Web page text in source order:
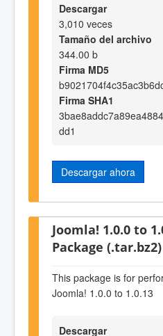
Descargar
3,010 veces
Tamaño del archivo
344.00 b
Firma MD5
Firma SHA1
dd1
Descargar ahora
Joomla! 1.0.0 to
Package (.tar.bz2)
This package is for
Joomla! 1.0.0 to 1.0.13
Descargar